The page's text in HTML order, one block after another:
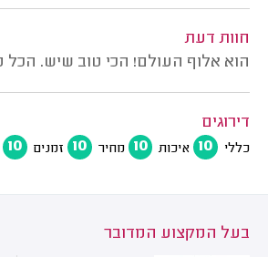
חוות דעת
הוא אלוף העולם! הכי טוב שיש. הכל
דירוגים
כללי 10 איכות 10 מחיר 10 זמנים 10
בעל המקצוע המדובר